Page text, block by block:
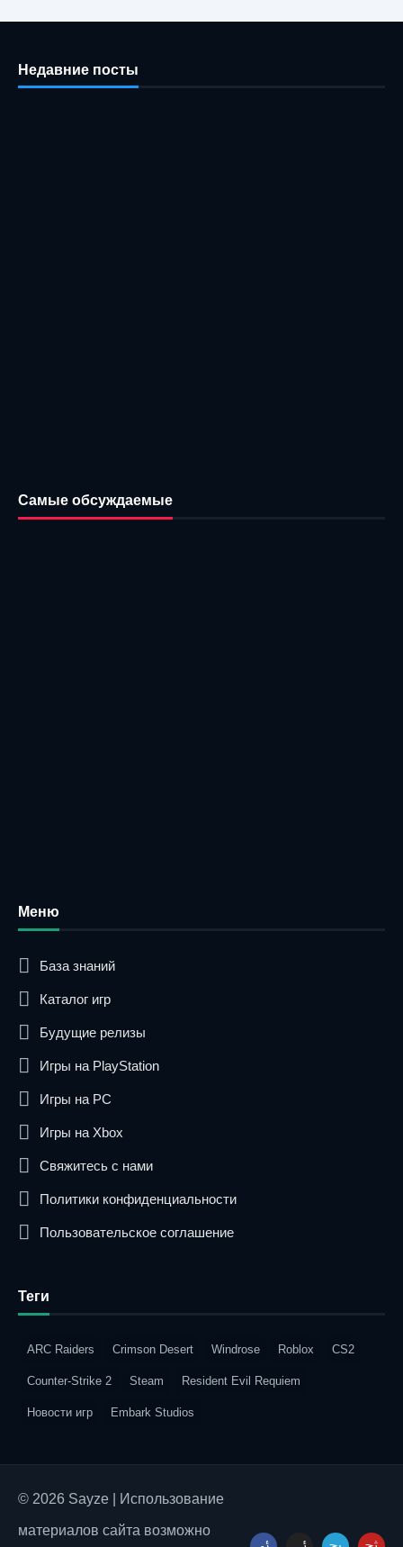
Недавние посты
Самые обсуждаемые
Меню
База знаний
Каталог игр
Будущие релизы
Игры на PlayStation
Игры на PC
Игры на Xbox
Свяжитесь с нами
Политики конфиденциальности
Пользовательское соглашение
Теги
ARC Raiders Crimson Desert Windrose Roblox CS2
Counter-Strike 2 Steam Resident Evil Requiem
Новости игр Embark Studios
© 2026 Sayze | Использование
материалов сайта возможно